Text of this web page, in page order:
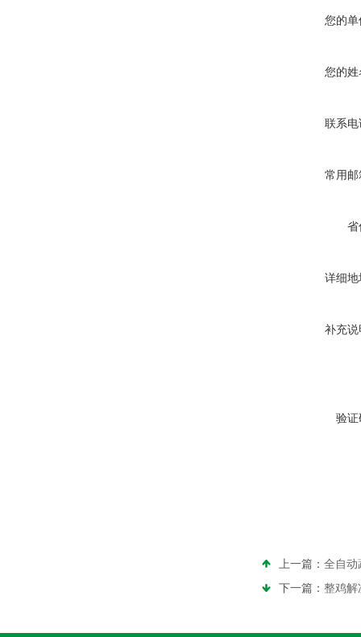
您的单
您的姓
联系电
常用邮
省
详细地
补充说
验证
上一篇： 全自动
下一篇： 整鸡解